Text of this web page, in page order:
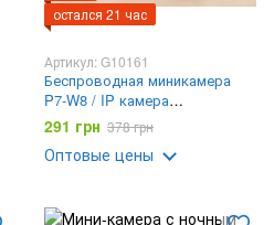
остался 21 час
Артикул: G10161
Беспроводная миникамера
P7-W8 / IP камера
відеоспостереження /
Портативная Wi-Fi камера с
подставкой
291 грн 378 грн
Оптовые цены